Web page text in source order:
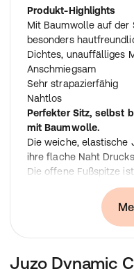
Produkt-Highlights
Mit Baumwolle auf der
besonders
Dichtes, unauffälliges
Anschmiegsam
Sehr strapazierfähig
Nahtlos
Perfekter Sitz, selbst
mit Baumwolle.
Die weiche, elastische
ihre flache Naht
Die offene Fußspitze
anschmiegsamen
Der Strumpf ist
ein angenehmes
Juzo Dynamic